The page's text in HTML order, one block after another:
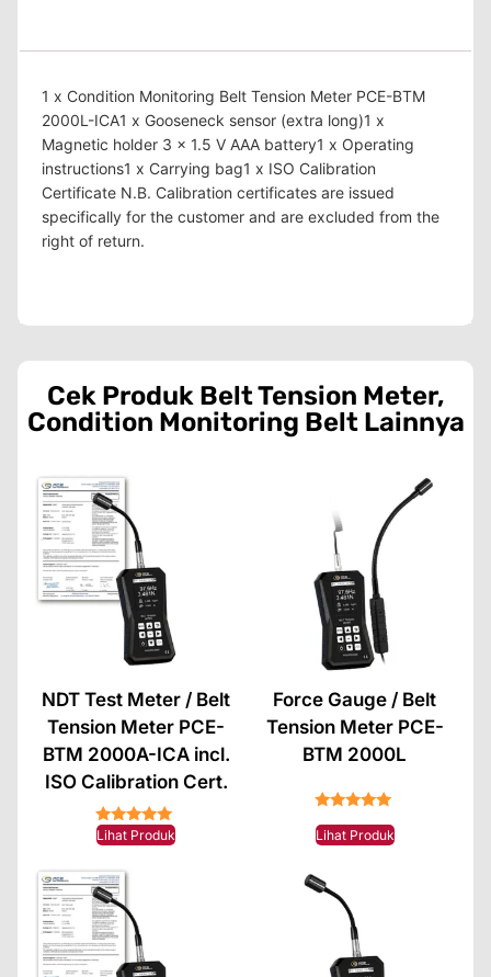
1 x Condition Monitoring Belt Tension Meter PCE-BTM
2000L-ICA1 x Gooseneck sensor (extra long)1 x
Magnetic holder 3 x 1.5 V AAA battery1 x Operating
instructions1 x Carrying bag1 x ISO Calibration
Certificate N.B. Calibration certificates are issued
specifically for the customer and are excluded from the
right of return.
Cek Produk Belt Tension Meter,
Condition Monitoring BeltLainnya
NDT Test Meter / Belt
Tension Meter PCE-
BTM 2000A-ICA incl.
ISO Calibration Cert.
★★★★★
Lihat Produk
Force Gauge / Belt
Tension Meter PCE-
BTM 2000L
Lihat Produk